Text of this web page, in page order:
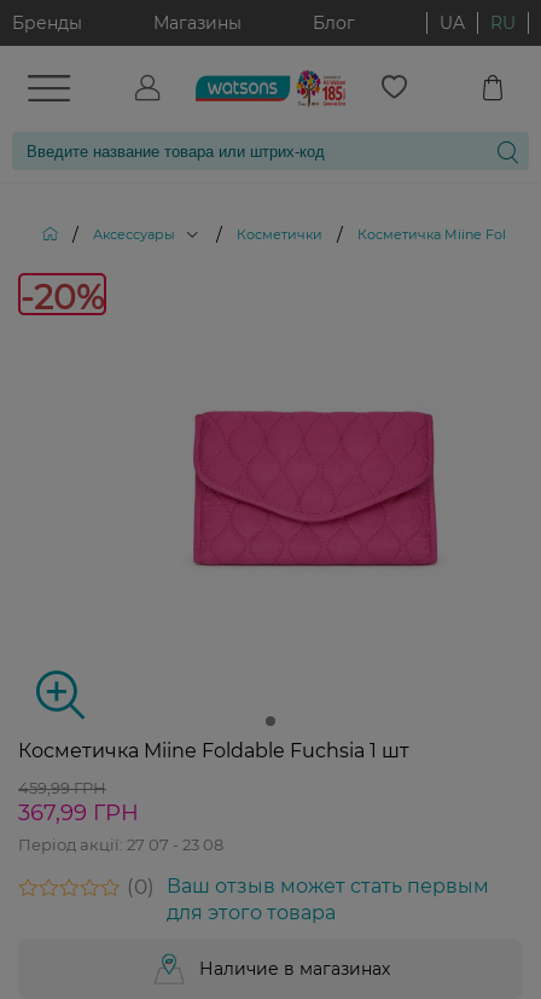
Бренды Магазины Блог UA RU
/ Аксессуары / Косметички / Косметичка Miine
-20%
Косметичка Miine Foldable Fuchsia 1 шт
459,99 ГРН
367,99 ГРН
Період акції: 27 07 - 23 08
0
Ваш отзыв может стать первым
для этого товара
Наличие в магазинах